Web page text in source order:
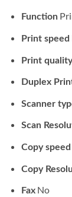
Function
Print speed
Print
Duplex
Scanner
Scan
Copy speed
Copy
FaxNo